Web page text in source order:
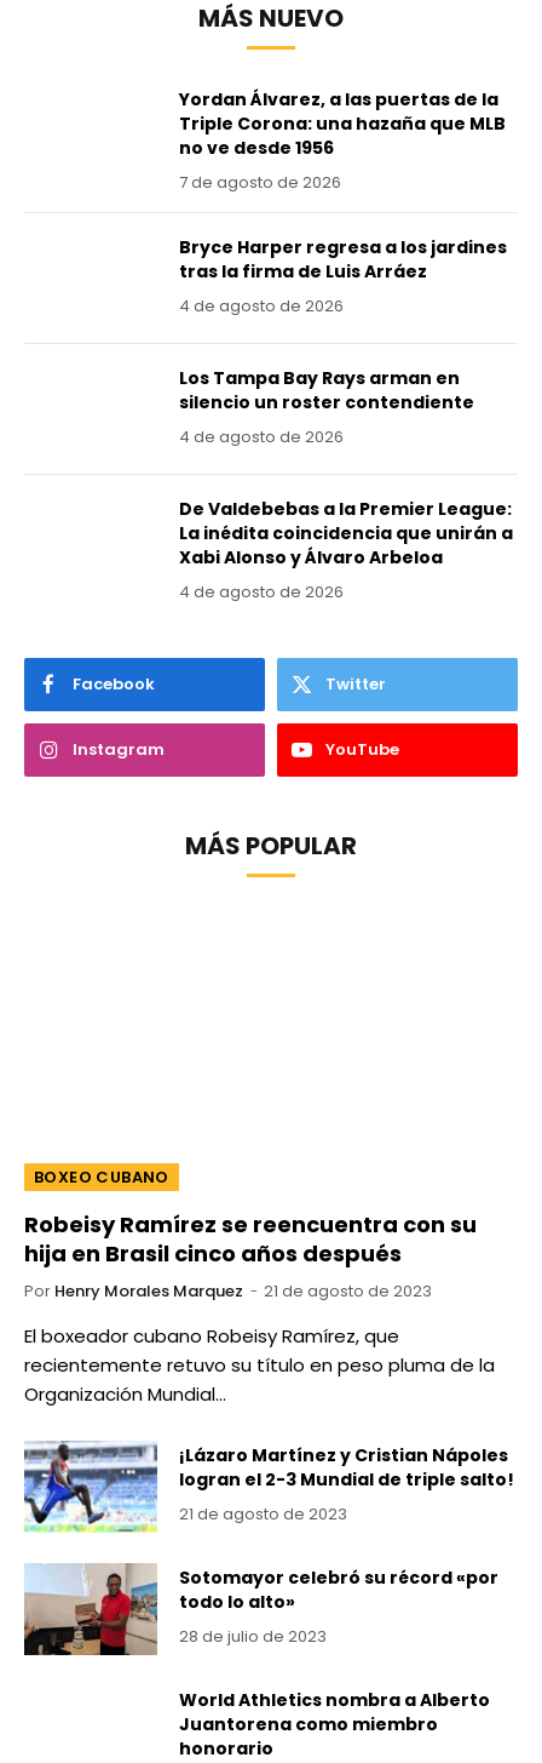
MÁS NUEVO
Yordan Álvarez, a las puertas de la
Triple Corona: una hazaña que MLB
no ve desde 1956
7 de agosto de 2026
Bryce Harper regresa a los jardines
tras la firma de Luis Arráez
4 de agosto de 2026
Los Tampa Bay Rays arman en
silencio un roster contendiente
4 de agosto de 2026
De Valdebebas a la Premier League:
La inédita coincidencia que unirán a
Xabi Alonso y Álvaro Arbeloa
4 de agosto de 2026
Facebook Twitter
Instagram YouTube
MÁS POPULAR
BOXEO CUBANO
Robeisy Ramírez se reencuentra con su
hija en Brasil cinco años después
Por Henry Morales Marquez 21 de agosto de 2023
El boxeador cubano Robeisy Ramírez, que
recientemente retuvo su título en peso pluma de la
Organización Mundial…
¡Lázaro Martínez y Cristian Nápoles
logran el 2-3 Mundial de triple salto!
21 de agosto de 2023
Sotomayor celebró su récord «por
todo lo alto»
28 de julio de 2023
World Athletics nombra a Alberto
Juantorena como miembro
honorario